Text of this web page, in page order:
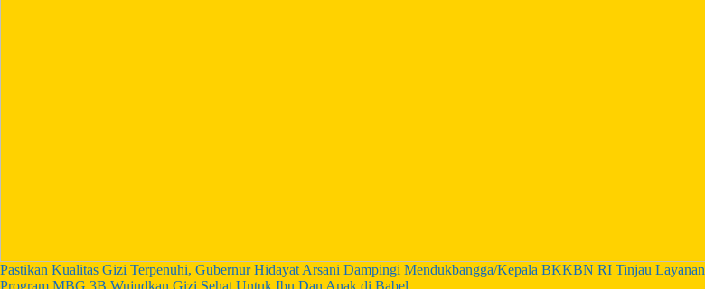
Pastikan Kualitas Gizi Terpenuhi, Gubernur Hidayat Arsani Dampingi Mendukbangga/Kepala BKKBN RI Tinjau Layanan
Program MBG 3B Wujudkan Gizi Sehat Untuk Ibu Dan Anak di Babel